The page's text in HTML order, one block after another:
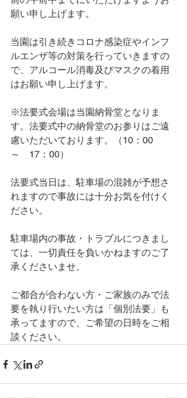
願い申し上げます。
当園は引き続きコロナ感染症やインフ
ルエンザ等の対策を行っていきますの
で、アルコール消毒及びマスクの着用
はお願い申し上げます。
※法要式会場は当園納骨堂となりま
す。法要式中の納骨堂のお参りはご遠
慮いただいております。（10：00
～　17：00）
法要式当日は、駐車場の混雑が予想さ
れますので事故には十分お気を付けく
ださい。
駐車場内の事故・トラブルにつきまし
ては、一切責任を負いかねますのご了
承くださいませ。
ご都合が合わない方・ご家族のみで法
要を執り行いたい方は「個別法要」も
承ってますので、ご希望の日時をご相
談ください。